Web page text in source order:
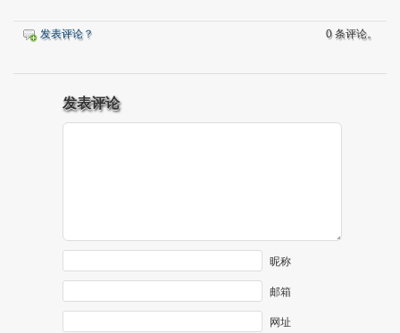
发表评论？ 0 条评论。
发表评论
昵称
邮箱
网址